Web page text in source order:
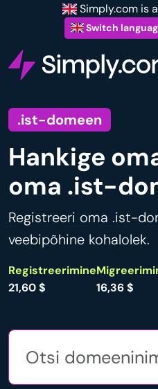
Simply.com is
Switch
.ist-domeen
Hankige
oma .ist-
Registreeri oma .ist-
veebipõhine kohalolek.
Registreerimine
21,60 $
16,36 $